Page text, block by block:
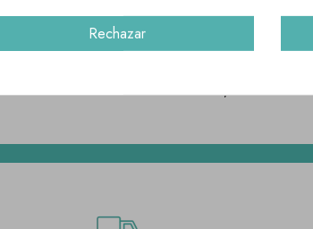
Cordón algodón trenzado 5
0,70 €
Rechazar